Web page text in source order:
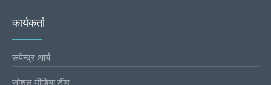
कार्यकर्ता
रूपेन्द्र आर्य
सोशल मीडिया टीम